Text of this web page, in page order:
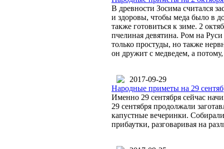
В древности Зосима считался
и здоровы, чтобы меда было в
также готовиться к зиме. 2
пчелиная девятина. Ром на
только простуды, но также
он дружит с медведем, а
2017-09-29
Народные приметы на 29
Именно 29 сентября сейчас
29 сентября продолжали
капустные вечеринки.
прибаутки, разговаривая на